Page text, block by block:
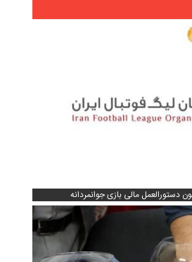
دستورالعمل مالی بازی جوانمردانه